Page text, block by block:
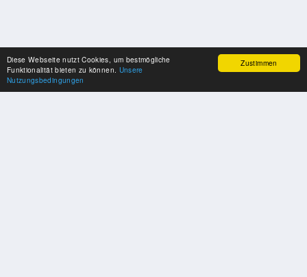
Zustimmen
Diese Webseite nutzt Cookies, um bestmögliche
Funktionalität bieten zu können. Unsere
Nutzungsbedingungen